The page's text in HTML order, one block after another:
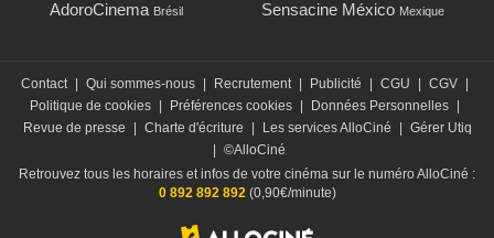
AdoroCinema Brésil Sensacine México Mexique
Contact Qui sommes-nous Recrutement Publicité CGU CGV
Politique de cookies
Préférences cookies Données Personnelles
Revue de presse
Charte d'écriture Les services AlloCiné
Gérer Utiq
©AlloCiné
Retrouvez tous les horaires et infos de votre cinéma sur le numéro AlloCiné :
0 892 892 892(0,90€/minute)